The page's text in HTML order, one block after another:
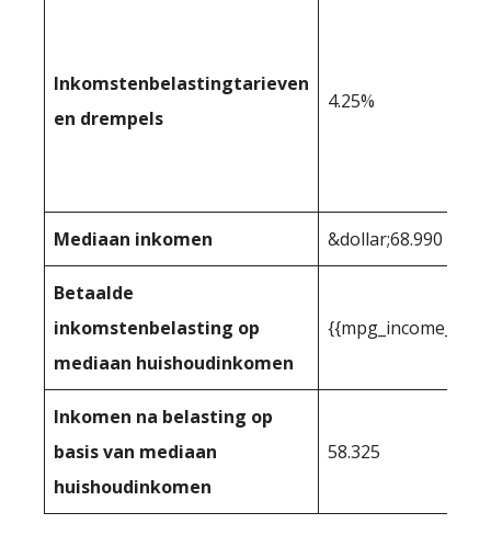
Inkomstenbelastingtarieven
en drempels
4.25%
Mediaan inkomen &dollar;68.990
Betaalde
inkomstenbelasting op
mediaan huishoudinkomen
Inkomen na belasting op
basis van mediaan
huishoudinkomen
58.325